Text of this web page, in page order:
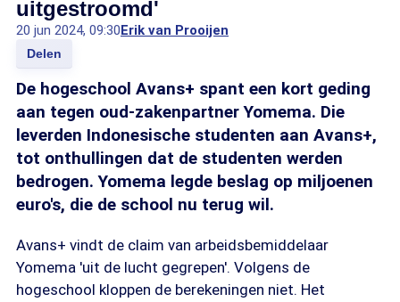
uitgestroomd'
20 jun 2024, 09:30Erik van Prooijen
Delen
De hogeschool Avans+ spant een kort geding
aan tegen oud-zakenpartner Yomema. Die
leverden Indonesische studenten aan Avans+,
tot onthullingen dat de studenten werden
bedrogen. Yomema legde beslag op miljoenen
euro's, die de school nu terug wil.
Avans+ vindt de claim van arbeidsbemiddelaar
Yomema 'uit de lucht gegrepen'. Volgens de
hogeschool kloppen de berekeningen niet. Het